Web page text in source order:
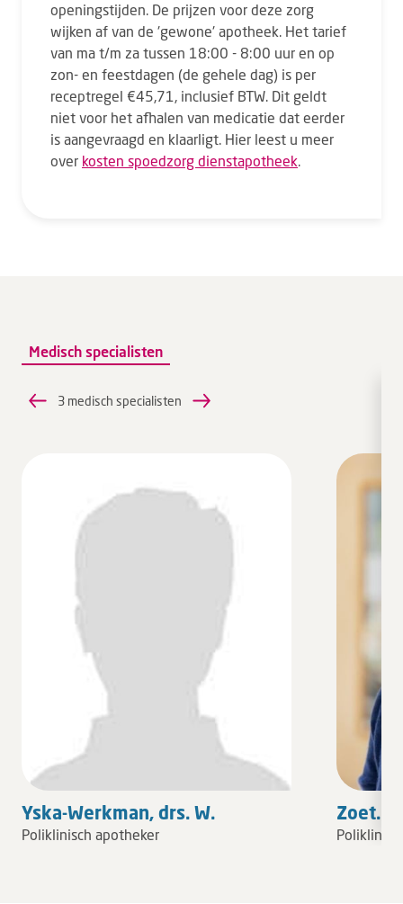
openingstijden. De prijzen voor deze zorg
wijken af van de 'gewone' apotheek. Het tarief
van ma t/m za tussen 18:00 - 8:00 uur en op
zon- en feestdagen (de gehele dag) is per
receptregel €45,71, inclusief BTW. Dit geldt
niet voor het afhalen van medicatie dat eerder
is aangevraagd en klaarligt. Hier leest u meer
over kosten spoedzorg dienstapotheek.
Medisch specialisten
3 medisch specialisten
Yska-Werkman, drs. W.
Poliklinisch apotheker
Zoet.